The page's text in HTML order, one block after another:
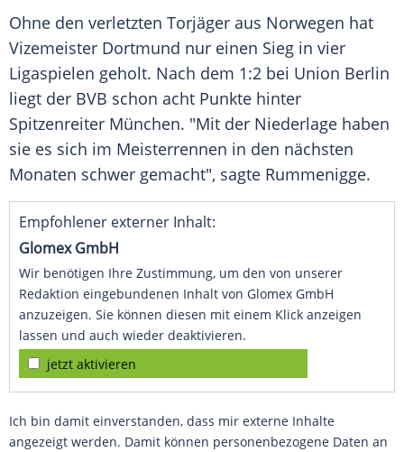
Ohne den verletzten Torjäger aus Norwegen hat
Vizemeister Dortmund nur einen Sieg in vier
Ligaspielen geholt. Nach dem 1:2 bei Union Berlin
liegt der BVB schon acht Punkte hinter
Spitzenreiter München. "Mit der Niederlage haben
sie es sich im Meisterrennen in den nächsten
Monaten schwer gemacht", sagte Rummenigge.
Empfohlener externer Inhalt:
Glomex GmbH
Wir benötigen Ihre Zustimmung, um den von unserer
Redaktion eingebundenen Inhalt von Glomex GmbH
anzuzeigen. Sie können diesen mit einem Klick anzeigen
lassen und auch wieder deaktivieren.
jetzt aktivieren
Ich bin damit einverstanden, dass mir externe Inhalte
angezeigt werden. Damit können personenbezogene Daten an